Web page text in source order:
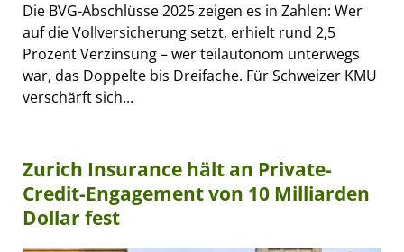
Die BVG-Abschlüsse 2025 zeigen es in Zahlen: Wer
auf die Vollversicherung setzt, erhielt rund 2,5
Prozent Verzinsung – wer teilautonom unterwegs
war, das Doppelte bis Dreifache. Für Schweizer KMU
verschärft sich...
Zurich Insurance hält an Private-
Credit-Engagement von 10 Milliarden
Dollar fest